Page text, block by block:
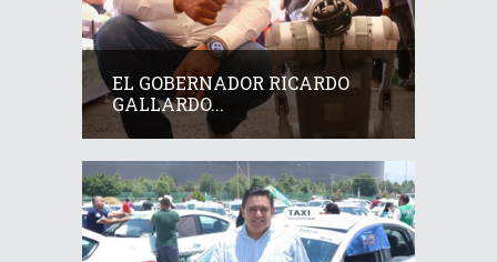
EL GOBERNADOR RICARDO
GALLARDO...